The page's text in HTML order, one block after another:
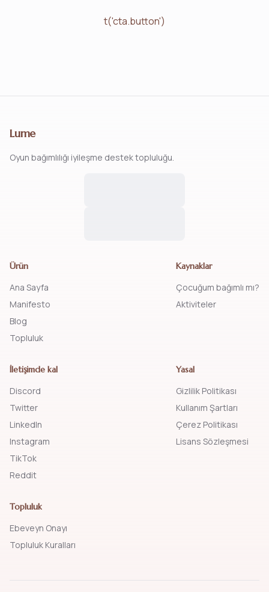
t('cta.button')
Lume
Oyun bağımlılığı iyileşme destek topluluğu.
Ürün
Ana Sayfa
Manifesto
Blog
Topluluk
Kaynaklar
Çocuğum bağımlı mı?
Aktiviteler
İletişimde kal
Discord
Twitter
LinkedIn
Instagram
TikTok
Reddit
Yasal
Gizlilik Politikası
Kullanım Şartları
Çerez Politikası
Lisans Sözleşmesi
Topluluk
Ebeveyn Onayı
Topluluk Kuralları